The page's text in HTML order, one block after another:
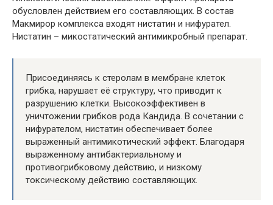
обусловлен действием его составляющих. В состав
Макмирор комплекса входят нистатин и нифурател.
Нистатин – микостатический антимикробный препарат.
Присоединяясь к стеролам в мембране клеток
грибка, нарушает её структуру, что приводит к
разрушению клетки. Высокоэффективен в
уничтожении грибков рода Кандида. В сочетании с
нифурателом, нистатин обеспечивает более
выраженный антимикотический эффект. Благодаря
выраженному антибактериальному и
противогрибковому действию, и низкому
токсическому действию составляющих.